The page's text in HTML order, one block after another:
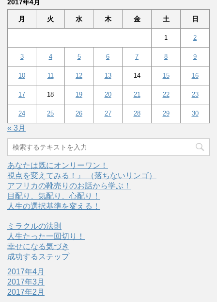
2017年4月
月 火 水 木 金 土 日
1 2
3 4 5 6 7 8 9
10 11 12 13 14 15 16
17 18 19 20 21 22 23
24 25 26 27 28 29 30
« 3月
あなたは既にオンリーワン！
視点を変えてみる！』 （落ちないリンゴ）
アフリカの靴売りのお話から学ぶ！
目配り、気配り、心配り！
人生の選択基準を変える！
ミラクルの法則
人生たった一回切り！
幸せになる気づき
成功するステップ
2017年4月
2017年3月
2017年2月